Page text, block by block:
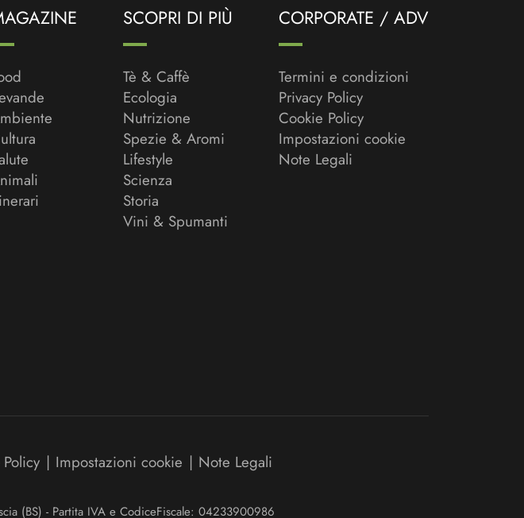
SCOPRI DI PIÙ
Tè & Caffè
Ecologia
Nutrizione
Spezie & Aromi
Lifestyle
Scienza
Storia
Vini & Spumanti
CORPORATE / ADV
Termini e condizioni
Privacy Policy
Cookie Policy
Impostazioni cookie
Note Legali
| Impostazioni cookie | Note Legali
(BS) - Partita IVA e CodiceFiscale: 04233900986